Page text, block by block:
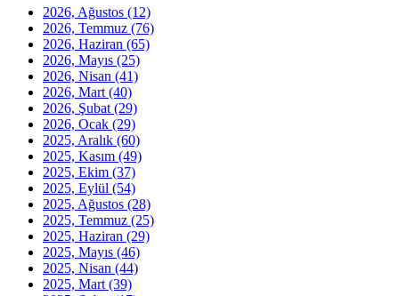
2026, Ağustos (12)
2026, Temmuz (76)
2026, Haziran (65)
2026, Mayıs (25)
2026, Nisan (41)
2026, Mart (40)
2026, Şubat (29)
2026, Ocak (29)
2025, Aralık (60)
2025, Kasım (49)
2025, Ekim (37)
2025, Eylül (54)
2025, Ağustos (28)
2025, Temmuz (25)
2025, Haziran (29)
2025, Mayıs (46)
2025, Nisan (44)
2025, Mart (39)